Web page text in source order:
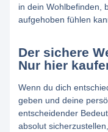
in dein Wohlbefinden,
aufgehoben fühlen
Der sichere
Nur hier
Wenn du dich
geben und deine
entscheidender
absolut